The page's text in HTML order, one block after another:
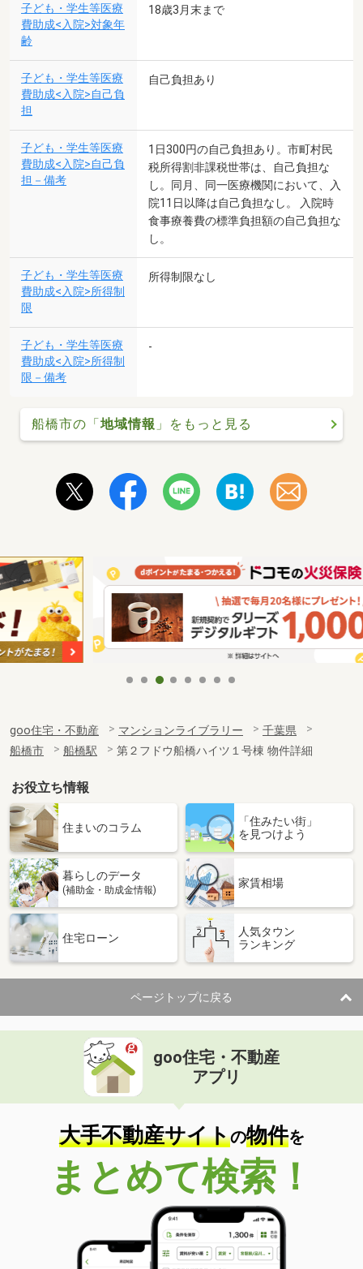
子ども・学生等医療
費助成<入院>対象年
齢
18歳3月末まで
子ども・学生等医療
費助成<入院>自己負
担
自己負担あり
子ども・学生等医療
費助成<入院>自己負
担－備考
1日300円の自己負担あり。市町村民
税所得割非課税世帯は、自己負担な
し。同月、同一医療機関において、入
院11日以降は自己負担なし。 入院時
食事療養費の標準負担額の自己負担な
し。
子ども・学生等医療
費助成<入院>所得制
限
所得制限なし
子ども・学生等医療
費助成<入院>所得制
限－備考
-
船橋市の「地域情報 」をもっと見る
goo住宅・不動産 マンションライブラリー
千葉県
船橋市
船橋駅 第２フドウ船橋ハイツ１号棟 物件詳細
お役立ち情報
住まいのコラム
「住みたい街」
を見つけよう
暮らしのデータ
(補助金・助成金情報)
家賃相場
住宅ローン
人気タウン
ランキング
ページトップに戻る
goo住宅・不動産
アプリ
大手不動産サイトの物件を
まとめて検索！